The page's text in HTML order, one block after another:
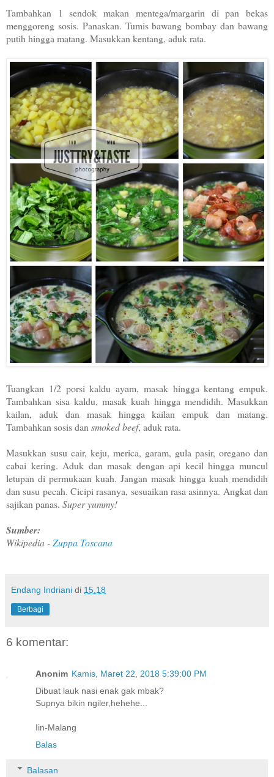
Tambahkan 1 sendok makan mentega/margarin di pan bekas
menggoreng sosis. Panaskan. Tumis bawang bombay dan bawang
putih hingga matang. Masukkan kentang, aduk rata.
Tuangkan 1/2 porsi kaldu ayam, masak hingga kentang empuk.
Tambahkan sisa kaldu, masak kuah hingga mendidih. Masukkan
kailan, aduk dan masak hingga kailan empuk dan matang.
Tambahkan sosis dan smoked beef, aduk rata.
Masukkan susu cair, keju, merica, garam, gula pasir, oregano dan
cabai kering. Aduk dan masak dengan api kecil hingga muncul
letupan di permukaan kuah. Jangan masak hingga kuah mendidih
dan susu pecah. Cicipi rasanya, sesuaikan rasa asinnya. Angkat dan
sajikan panas. Super yummy!
Sumber:
Wikipedia -Zuppa Toscana
Endang Indriani di 15.18
Berbagi
6 komentar:
Anonim Kamis, Maret 22, 2018 5:39:00 PM
Dibuat lauk nasi enak gak mbak?
Supnya bikin ngiler,hehehe...
Iin-Malang
Balas
Balasan